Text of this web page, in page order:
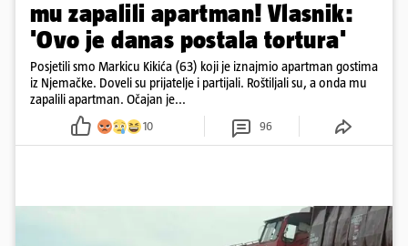
mu zapalili apartman! Vlasnik:
'Ovo je danas postala tortura'
Posjetili smo Markicu Kikića (63) koji je iznajmio apartman gostima
iz Njemačke. Doveli su prijatelje i partijali. Roštiljali su, a onda mu
zapalili apartman. Očajan je...
10 96